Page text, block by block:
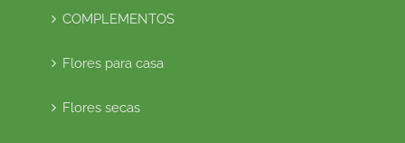
COMPLEMENTOS
Flores para casa
Flores secas